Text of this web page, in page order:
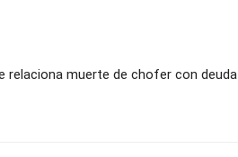
relaciona muerte de chofer con deuda